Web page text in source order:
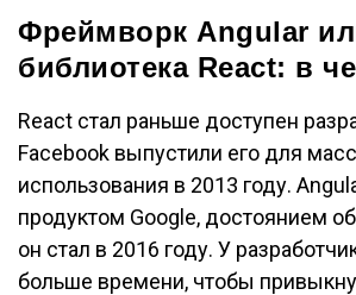
Фреймворк Angular
библиотека React: в
React стал раньше доступен
Facebook выпустили его для
использования в 2013 году.
продуктом Google, достоянием
он стал в 2016 году. У
больше времени, чтобы